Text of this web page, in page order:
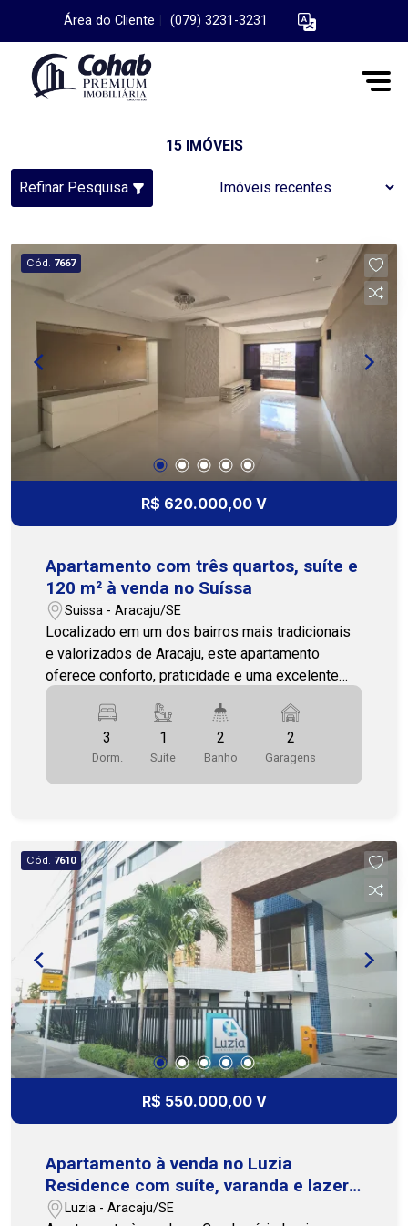
Área do Cliente (079) 3231-3231
15 IMÓVEIS
Refinar Pesquisa
Cód. 7667
R$ 620.000,00 V
Apartamento com três quartos, suíte e
120 m² à venda no Suíssa
Suissa - Aracaju/SE
Localizado em um dos bairros mais tradicionais
e valorizados de Aracaju, este apartamento
oferece conforto, praticidade e uma excelente
infraestrutura para toda a família. Próximo a
supermercados, escolas, farmácias, hospitais,
academias, restaurantes e às principais vias da
cidade. Com 120 m² de área privativa e posição
solar norte/leste, o imóvel dispõe de três
área de serviço, dependência completa de
empregada e duas vagas de garagem. O
condomínio oferece uma completa área de lazer,
com academia, piscinas adulto e infantil, quadra
poliesportiva, salão de festas, salão de jogos,
brinquedoteca e parque infantil, proporcionando
conforto, lazer e qualidade de vida para toda a
família. Uma excelente oportunidade para quem
busca um apartamento amplo, bem localizado e
com lazer completo. Agende sua visita! Entre em
contato e agende uma visita, nossa equipe está
pronta para te atender. Cohab Premium - (79)
3
Dorm.
1
Suite
2
Banho
2
Garagens
Cód. 7610
R$ 550.000,00 V
Apartamento à venda no Luzia
Residence com suíte, varanda e lazer
completo
Luzia - Aracaju/SE